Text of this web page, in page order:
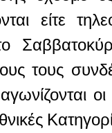
είτε
τους